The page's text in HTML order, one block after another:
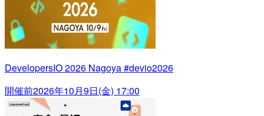
DevelopersIO 2026 Nagoya #devio2026
開催前2026年10月9日(金) 17:00